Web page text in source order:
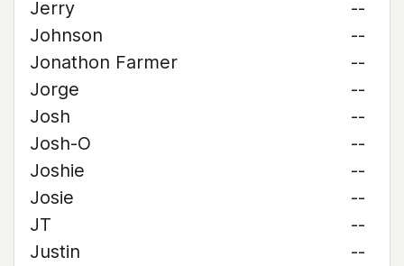
Jerry
--
Johnson
--
Jonathon Farmer
--
Jorge
--
Josh
--
Josh-O
--
Joshie
--
Josie
--
JT
--
Justin
--